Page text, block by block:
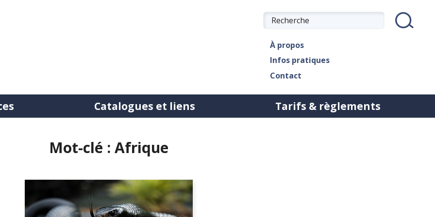
À propos
Infos pratiques
Contact
bibliothèques
de documents
Catalogues et liens Tarifs & règlements
Mot-clé : Afrique